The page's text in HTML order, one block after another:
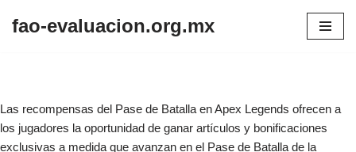
fao-evaluacion.org.mx
Las recompensas del Pase de Batalla en Apex Legends ofrecen a
los jugadores la oportunidad de ganar artículos y bonificaciones
exclusivas a medida que avanzan en el Pase de Batalla de la